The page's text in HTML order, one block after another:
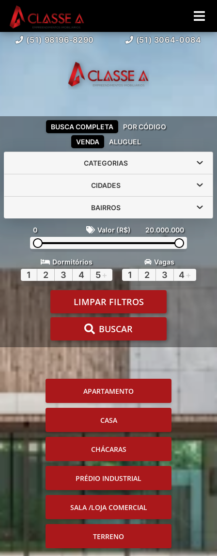
(51) 98196-8290 (51) 3064-0084
VENDA ALUGUEL
BUSCA COMPLETA POR CÓDIGO
CATEGORIAS
CIDADES
BAIRROS
0 Valor (R$) 20.000.000
Dormitórios
1 2 3 4 5+
Vagas
1 2 3 4 +
LIMPAR FILTROS
BUSCAR
APARTAMENTO
CASA
CHÁCARAS
PRÉDIO INDUSTRIAL
SALA /LOJA COMERCIAL
TERRENO